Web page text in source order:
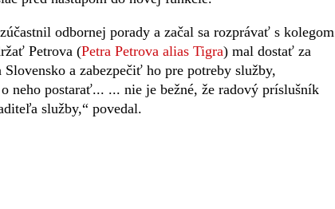
odbornej porady a začal sa rozprávať s kolegom
Petrova (Petra Petrova alias Tigra) mal dostať za
a zabezpečiť ho pre potreby služby,
neho postarať... ... nie je bežné, že radový príslušník
služby,“ povedal.